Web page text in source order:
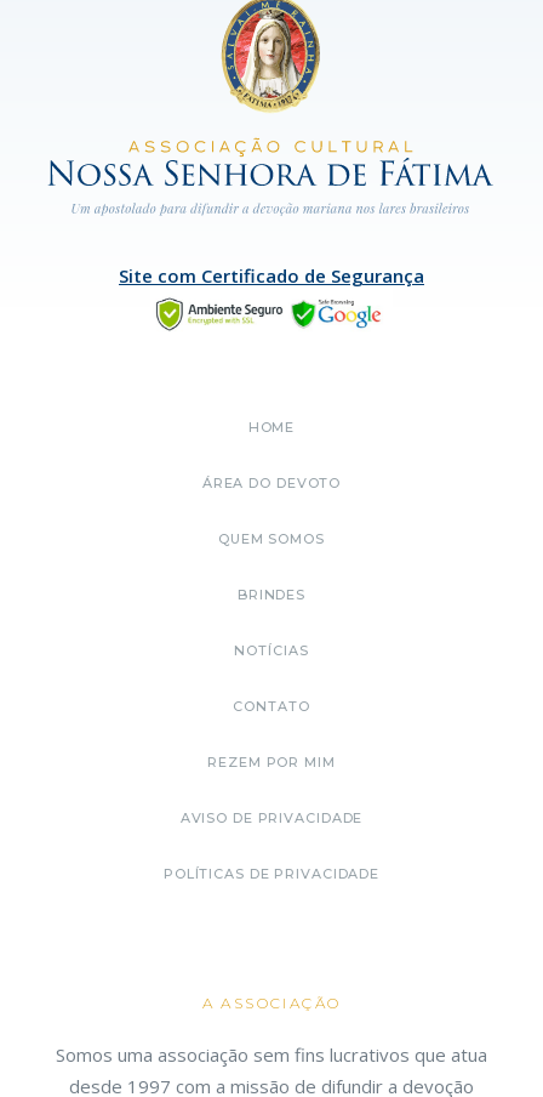
Site com Certificado de Segurança
HOME
ÁREA DO DEVOTO
QUEM SOMOS
BRINDES
NOTÍCIAS
CONTATO
REZEM POR MIM
AVISO DE PRIVACIDADE
POLÍTICAS DE PRIVACIDADE
A ASSOCIAÇÃO
Somos uma associação sem fins lucrativos que atua
desde 1997 com a missão de difundir a devoção